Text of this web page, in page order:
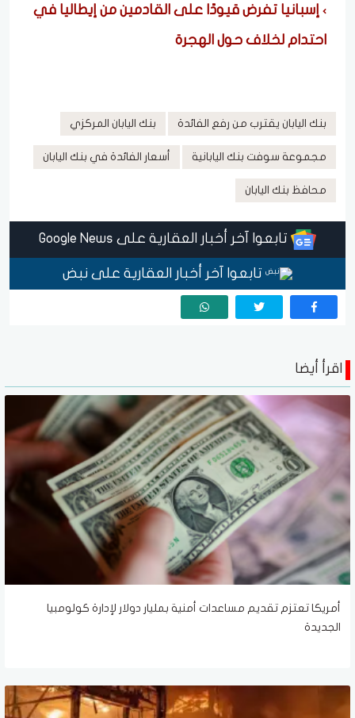
إسبانيا تفرض قيودًا على القادمين من إيطاليا في
احتدام لخلاف حول الهجرة
بنك اليابان يقترب من رفع الفائدة بنك اليابان المركزي
مجموعة سوفت بنك اليابانية أسعار الفائدة في بنك اليابان
محافظ بنك اليابان
تابعوا آخر أخبار العقارية على Google News
تابعوا آخر أخبار العقارية على نبض
اقرأ أيضا
أمريكا تعتزم تقديم مساعدات أمنية بمليار دولار لإدارة كولومبيا
الجديدة